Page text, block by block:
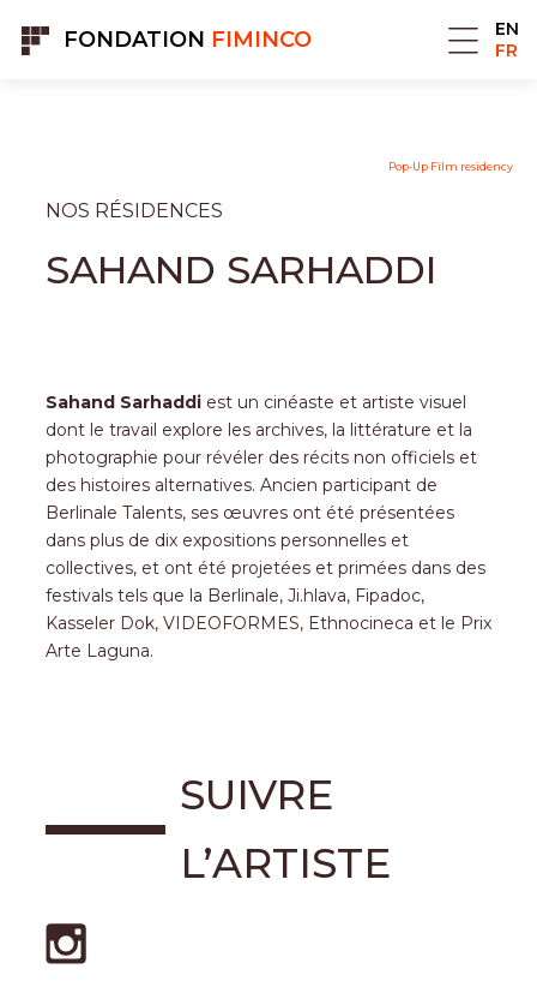
FONDATION FIMINCO
EN
FR
Pop-Up Film residency
NOS RÉSIDENCES
SAHAND SARHADDI
Sahand Sarhaddiest un cinéaste et artiste visuel
dont le travail explore les archives, la littérature et la
photographie pour révéler des récits non officiels et
des histoires alternatives. Ancien participant de
Berlinale Talents, ses œuvres ont été présentées
dans plus de dix expositions personnelles et
collectives, et ont été projetées et primées dans des
festivals tels que la Berlinale, Ji.hlava, Fipadoc,
Kasseler Dok, VIDEOFORMES, Ethnocineca et le Prix
Arte Laguna.
SUIVRE
L’ARTISTE